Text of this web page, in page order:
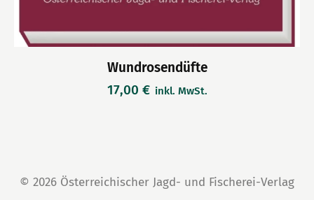
Wundrosendüfte
17,00 € inkl. MwSt.
© 2026 Österreichischer Jagd- und Fischerei-Verlag